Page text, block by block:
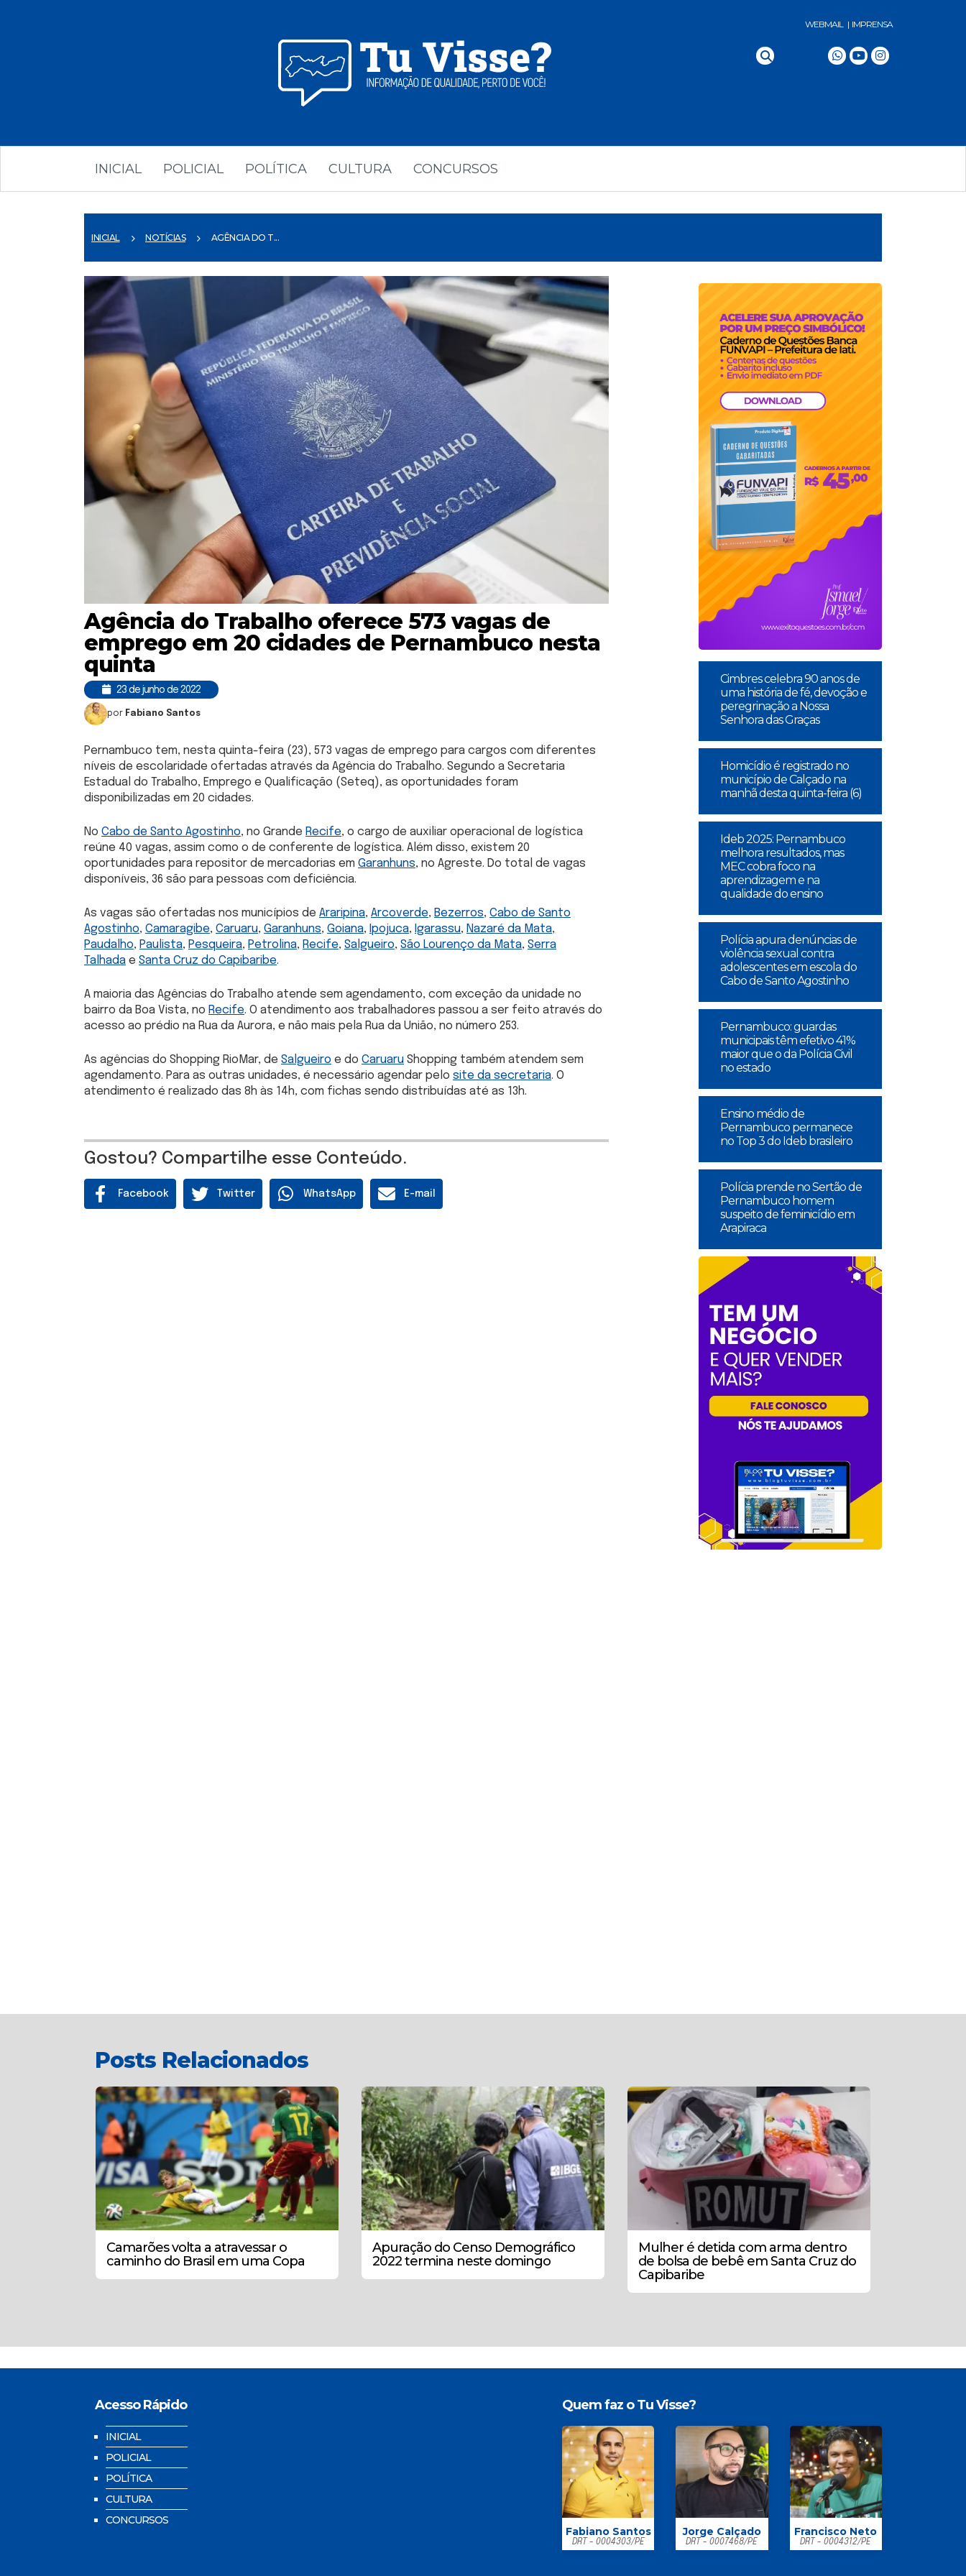
WEBMAIL | IMPRENSA
INICIAL POLICIAL POLÍTICA CULTURA CONCURSOS
INICIAL NOTÍCIAS AGÊNCIA DO T...
Agência do Trabalho oferece 573 vagas de
emprego em 20 cidades de Pernambuco nesta
quinta
23 de junho de 2022
por Fabiano Santos
Pernambuco tem, nesta quinta-feira (23), 573 vagas de emprego para cargos com diferentes
níveis de escolaridade ofertadas através da Agência do Trabalho. Segundo a Secretaria
Estadual do Trabalho, Emprego e Qualificação (Seteq), as oportunidades foram
disponibilizadas em 20 cidades.
No Cabo de Santo Agostinho, no Grande Recife, o cargo de auxiliar operacional de logística
reúne 40 vagas, assim como o de conferente de logística. Além disso, existem 20
oportunidades para repositor de mercadorias em Garanhuns, no Agreste. Do total de vagas
disponíveis, 36 são para pessoas com deficiência.
As vagas são ofertadas nos municípios de Araripina, Arcoverde, Bezerros, Cabo de Santo
Agostinho, Camaragibe, Caruaru, Garanhuns, Goiana, Ipojuca, Igarassu, Nazaré da Mata,
Paudalho, Paulista, Pesqueira, Petrolina, Recife, Salgueiro, São Lourenço da Mata, Serra
Talhada e Santa Cruz do Capibaribe.
A maioria das Agências do Trabalho atende sem agendamento, com exceção da unidade no
bairro da Boa Vista, no Recife. O atendimento aos trabalhadores passou a ser feito através do
acesso ao prédio na Rua da Aurora, e não mais pela Rua da União, no número 253.
As agências do Shopping RioMar, de Salgueiro e do Caruaru Shopping também atendem sem
agendamento. Para as outras unidades, é necessário agendar pelo site da secretaria. O
atendimento é realizado das 8h às 14h, com fichas sendo distribuídas até as 13h.
Gostou? Compartilhe esse Conteúdo.
Facebook Twitter WhatsApp E-mail
Cimbres celebra 90 anos de
uma história de fé, devoção e
peregrinação a Nossa
Senhora das Graças
Homicídio é registrado no
município de Calçado na
manhã desta quinta-feira (6)
Ideb 2025: Pernambuco
melhora resultados, mas
MEC cobra foco na
aprendizagem e na
qualidade do ensino
Polícia apura denúncias de
violência sexual contra
adolescentes em escola do
Cabo de Santo Agostinho
Pernambuco: guardas
municipais têm efetivo 41%
maior que o da Polícia Civil
no estado
Ensino médio de
Pernambuco permanece
no Top 3 do Ideb brasileiro
Polícia prende no Sertão de
Pernambuco homem
suspeito de feminicídio em
Arapiraca
Posts Relacionados
Camarões volta a atravessar o
caminho do Brasil em uma Copa
Apuração do Censo Demográfico
2022 termina neste domingo
Mulher é detida com arma dentro
de bolsa de bebê em Santa Cruz do
Capibaribe
Acesso Rápido
INICIAL
POLICIAL
POLÍTICA
CULTURA
CONCURSOS
Quem faz o Tu Visse?
Fabiano Santos
DRT - 0004303/PE
Jorge Calçado
DRT - 0007468/PE
Francisco Neto
DRT - 0004312/PE